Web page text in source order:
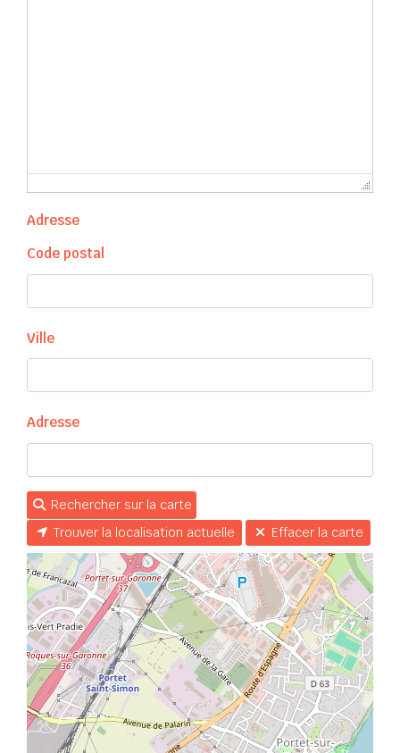
Adresse
Code postal
Ville
Adresse
Rechercher sur la carte
Trouver la localisation actuelle
Effacer la carte